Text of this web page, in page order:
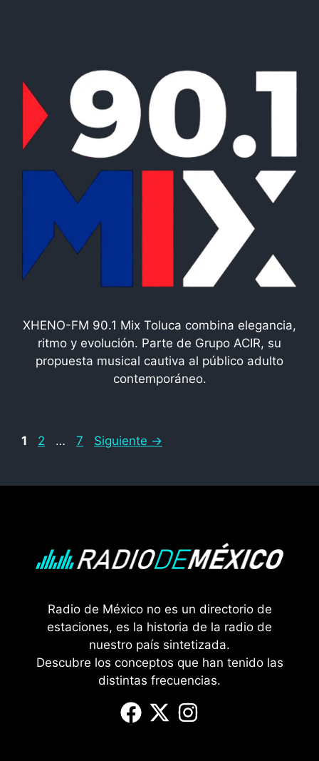
XHENO-FM 90.1 Mix Toluca combina elegancia,
ritmo y evolución. Parte de Grupo ACIR, su
propuesta musical cautiva al público adulto
contemporáneo.
Página
1 Página
2 … Página
7 Siguiente →
Radio de México no es un directorio de
estaciones, es la historia de la radio de
nuestro país sintetizada.
Descubre los conceptos que han tenido las
distintas frecuencias.